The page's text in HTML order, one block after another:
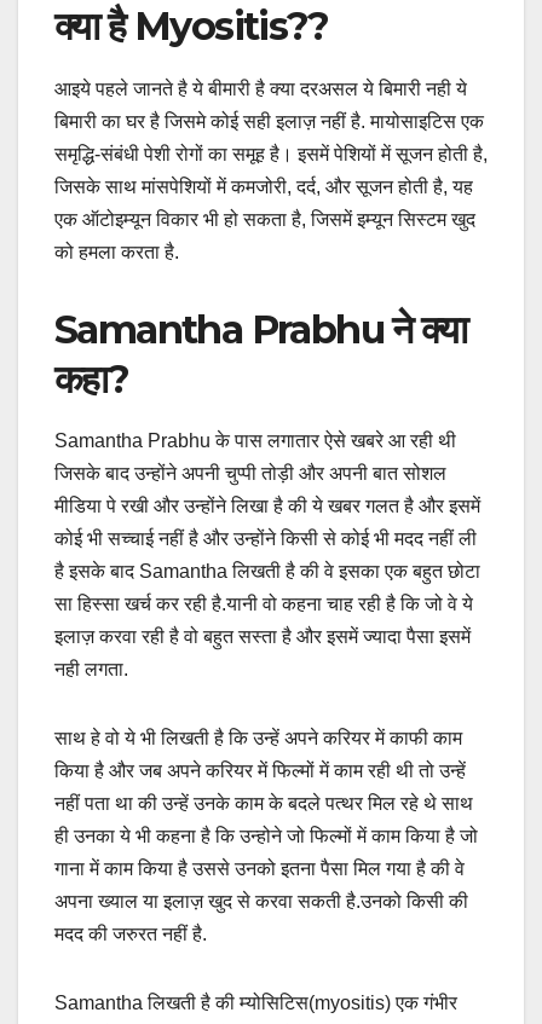
क्या है Myositis??
आइये पहले जानते है ये बीमारी है क्या दरअसल ये बिमारी नही ये
बिमारी का घर है जिसमे कोई सही इलाज़ नहीं है. मायोसाइटिस एक
समृद्धि-संबंधी पेशी रोगों का समूह है। इसमें पेशियों में सूजन होती है,
जिसके साथ मांसपेशियों में कमजोरी, दर्द, और सूजन होती है, यह
एक ऑटोइम्यून विकार भी हो सकता है, जिसमें इम्यून सिस्टम खुद
को हमला करता है.
Samantha Prabhu ने क्या
कहा?
Samantha Prabhu के पास लगातार ऐसे खबरे आ रही थी
जिसके बाद उन्होंने अपनी चुप्पी तोड़ी और अपनी बात सोशल
मीडिया पे रखी और उन्होंने लिखा है की ये खबर गलत है और इसमें
कोई भी सच्चाई नहीं है और उन्होंने किसी से कोई भी मदद नहीं ली
है इसके बाद Samantha लिखती है की वे इसका एक बहुत छोटा
सा हिस्सा खर्च कर रही है.यानी वो कहना चाह रही है कि जो वे ये
इलाज़ करवा रही है वो बहुत सस्ता है और इसमें ज्यादा पैसा इसमें
नही लगता.
साथ हे वो ये भी लिखती है कि उन्हें अपने करियर में काफी काम
किया है और जब अपने करियर में फिल्मों में काम रही थी तो उन्हें
नहीं पता था की उन्हें उनके काम के बदले पत्थर मिल रहे थे साथ
ही उनका ये भी कहना है कि उन्होने जो फिल्मों में काम किया है जो
गाना में काम किया है उससे उनको इतना पैसा मिल गया है की वे
अपना ख्याल या इलाज़ खुद से करवा सकती है.उनको किसी की
मदद की जरुरत नहीं है.
Samantha लिखती है की म्योसिटिस(myositis) एक गंभीर